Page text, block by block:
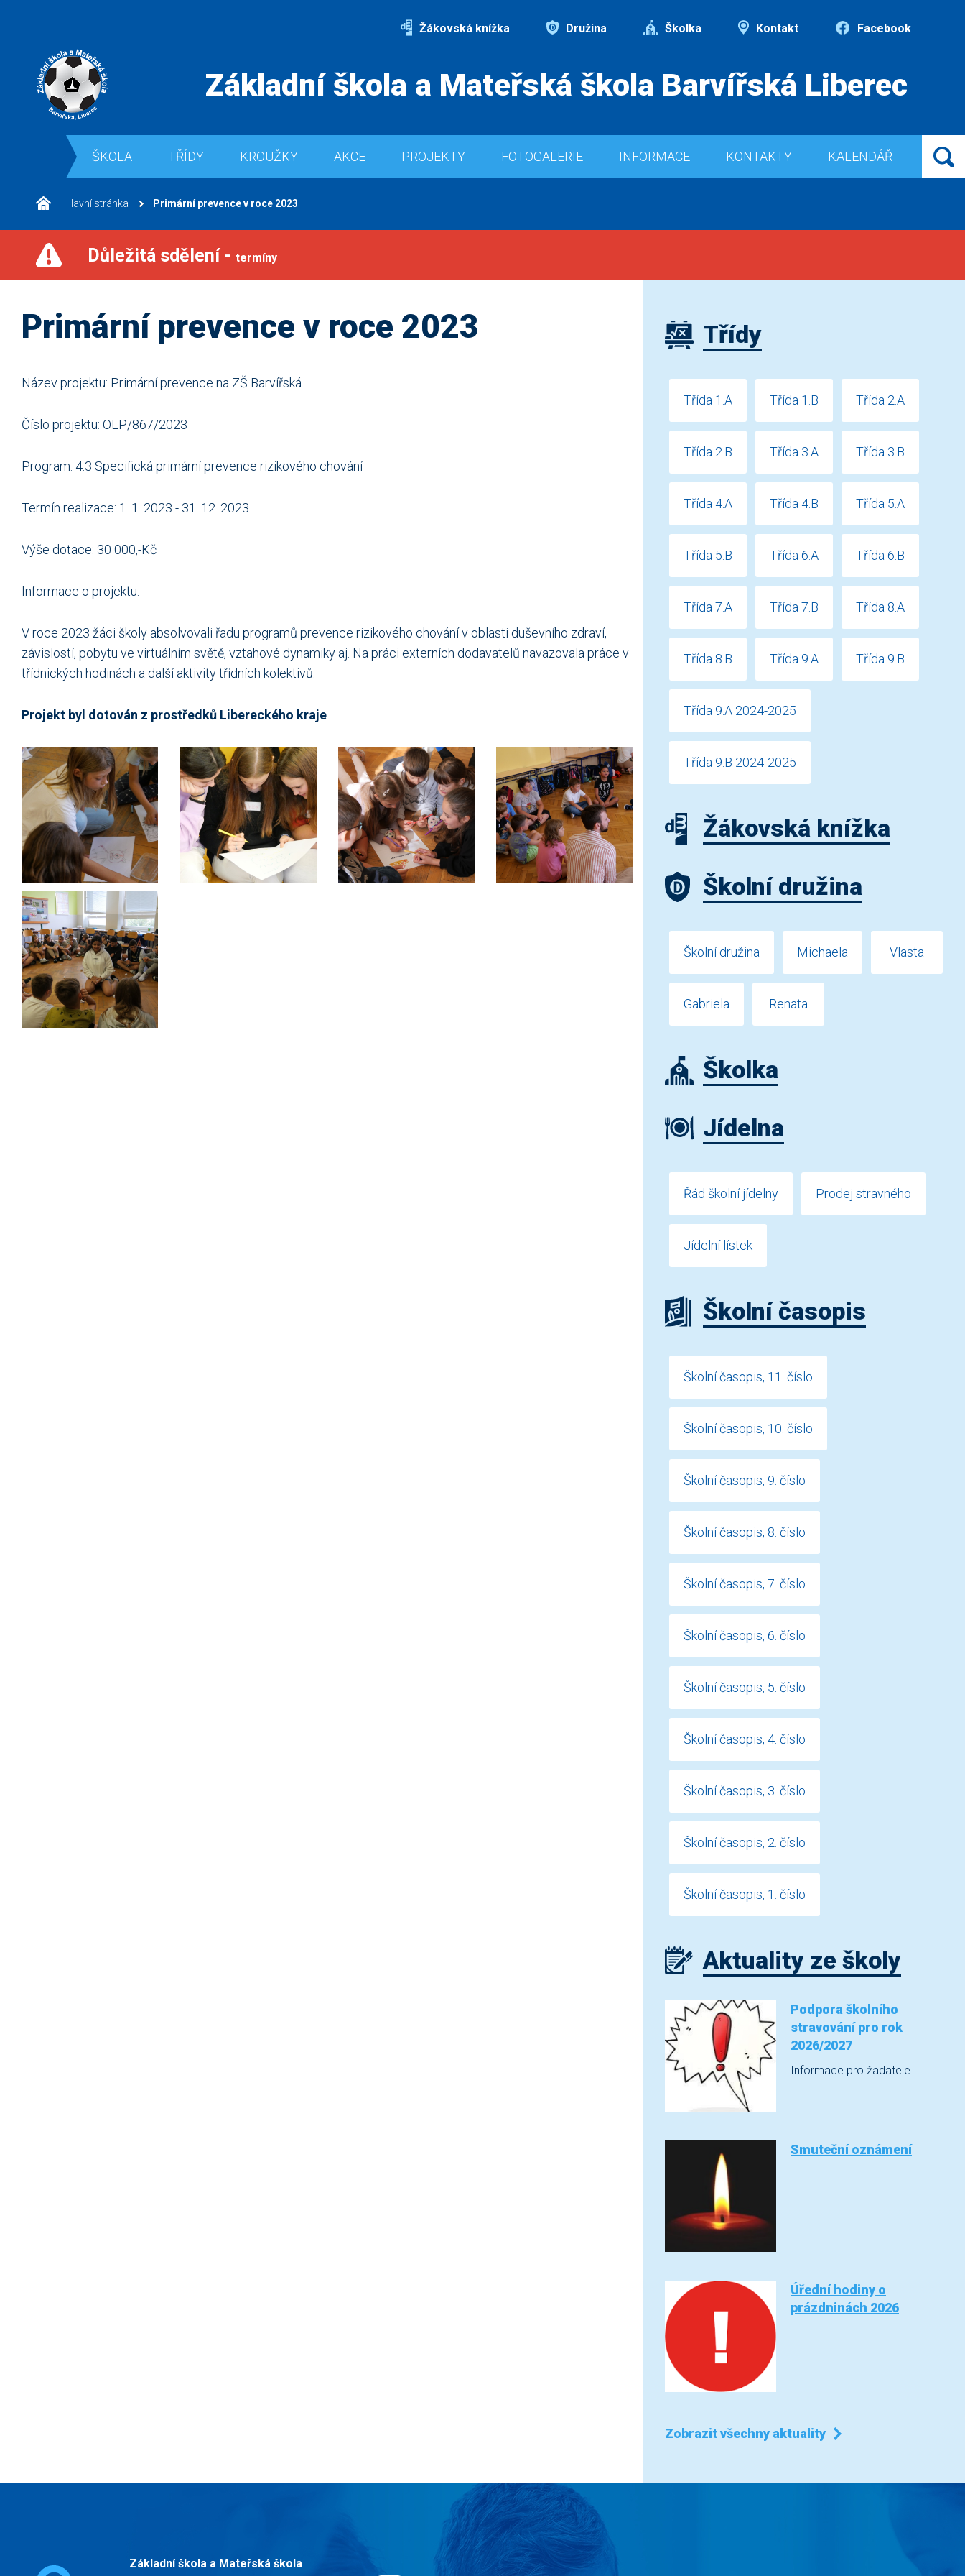
Žákovská knížka Družina Školka Kontakt Facebook
Základní škola a Mateřská škola Barvířská Liberec
ŠKOLA TŘÍDY KROUŽKY AKCE PROJEKTY FOTOGALERIE INFORMACE KONTAKTY KALENDÁŘ
Hlavní stránka Primární prevence v roce 2023
Důležitá sdělení - termíny
Primární prevence v roce 2023
Název projektu: Primární prevence na ZŠ Barvířská
Číslo projektu: OLP/867/2023
Program: 4.3 Specifická primární prevence rizikového chování
Termín realizace: 1. 1. 2023 - 31. 12. 2023
Výše dotace: 30 000,-Kč
Informace o projektu:
V roce 2023 žáci školy absolvovali řadu programů prevence rizikového chování v oblasti duševního zdraví,
závislostí, pobytu ve virtuálním světě, vztahové dynamiky aj. Na práci externích dodavatelů navazovala práce v
třídnických hodinách a další aktivity třídních kolektivů.
Projekt byl dotován z prostředků Libereckého kraje
Třídy
Třída 1.A Třída 1.B Třída 2.A
Třída 2.B Třída 3.A Třída 3.B
Třída 4.A Třída 4.B Třída 5.A
Třída 5.B Třída 6.A Třída 6.B
Třída 7.A Třída 7.B Třída 8.A
Třída 8.B Třída 9.A Třída 9.B
Třída 9.A 2024-2025
Třída 9.B 2024-2025
Žákovská knížka
Školní družina
Školní družina Michaela Vlasta
Gabriela Renata
Školka
Jídelna
Řád školní jídelny Prodej stravného
Jídelní lístek
Školní časopis
Školní časopis, 11. číslo
Školní časopis, 10. číslo
Školní časopis, 9. číslo
Školní časopis, 8. číslo
Školní časopis, 7. číslo
Školní časopis, 6. číslo
Školní časopis, 5. číslo
Školní časopis, 4. číslo
Školní časopis, 3. číslo
Školní časopis, 2. číslo
Školní časopis, 1. číslo
Aktuality ze školy
Podpora školního
stravování pro rok
2026/2027
Informace pro žadatele.
Smuteční oznámení
Úřední hodiny o
prázdninách 2026
Zobrazit všechny aktuality
Základní škola a Mateřská škola